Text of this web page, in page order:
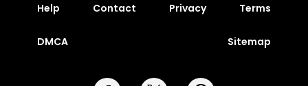
Help Contact Privacy Terms
DMCA Sitemap